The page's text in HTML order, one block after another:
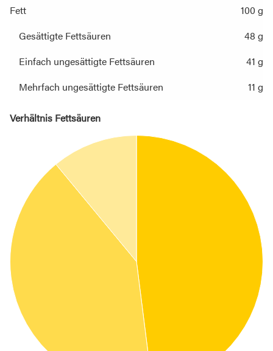
Fett
100 g
Gesättigte Fettsäuren
48 g
Einfach ungesättigte Fettsäuren
41 g
Mehrfach ungesättigte Fettsäuren
11 g
Verhältnis Fettsäuren